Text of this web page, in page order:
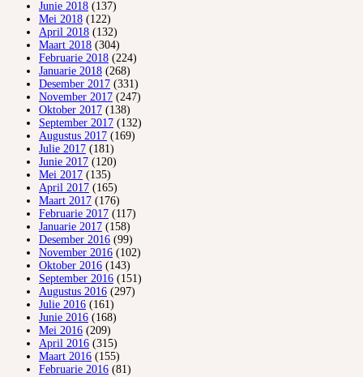
Junie 2018 (137)
Mei 2018 (122)
April 2018 (132)
Maart 2018 (304)
Februarie 2018 (224)
Januarie 2018 (268)
Desember 2017 (331)
November 2017 (247)
Oktober 2017 (138)
September 2017 (132)
Augustus 2017 (169)
Julie 2017 (181)
Junie 2017 (120)
Mei 2017 (135)
April 2017 (165)
Maart 2017 (176)
Februarie 2017 (117)
Januarie 2017 (158)
Desember 2016 (99)
November 2016 (102)
Oktober 2016 (143)
September 2016 (151)
Augustus 2016 (297)
Julie 2016 (161)
Junie 2016 (168)
Mei 2016 (209)
April 2016 (315)
Maart 2016 (155)
Februarie 2016 (81)